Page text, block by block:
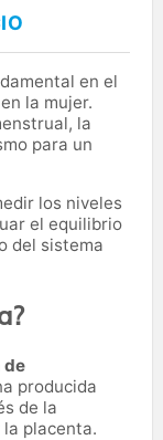
en el
la mujer.
la
para un
los niveles
el equilibrio
del sistema
de
producida
de la
placenta.